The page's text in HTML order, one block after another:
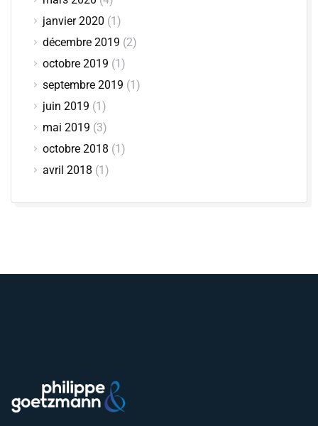
janvier 2020 (1)
décembre 2019 (2)
octobre 2019 (1)
septembre 2019 (1)
juin 2019 (1)
mai 2019 (3)
octobre 2018 (1)
avril 2018 (1)